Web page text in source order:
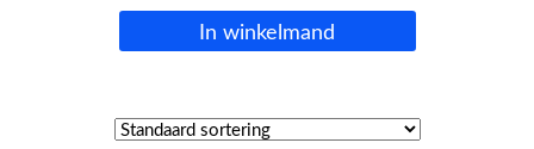
In winkelmand